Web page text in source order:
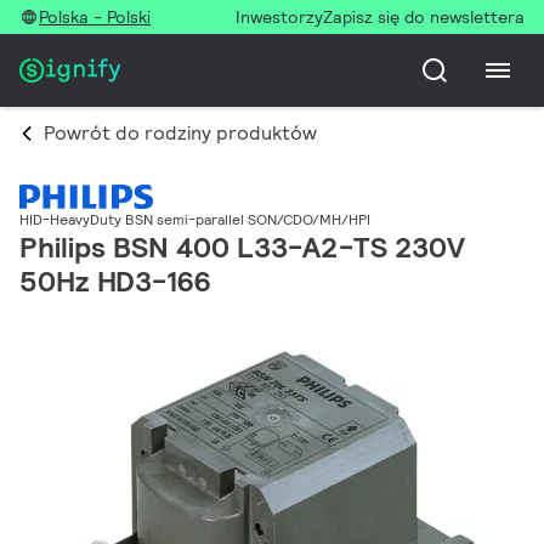
Polska - Polski InwestorzyZapisz się do newslettera
Powrót do rodziny produktów
HID-HeavyDuty BSN semi-parallel SON/CDO/MH/HPI
Philips BSN 400 L33-A2-TS 230V
50Hz HD3-166